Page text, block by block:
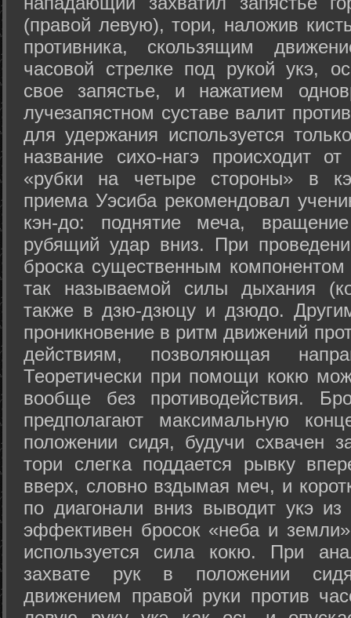
(правой левую), тори, наложив
противника, скользящим
часовой стрелке под рукой укэ,
свое запястье, и нажатием
лучезапястном суставе валит
для удержания используется
название сихо-нагэ происходит
«рубки на четыре стороны» в
приема Уэсиба рекомендовал
кэн-до: поднятие меча,
рубящий удар вниз. При
броска существенным компонентом
так называемой силы дыхания
также в дзю-дзюцу и дзюдо.
проникновение в ритм движений
действиям, позволяющая
Теоретически при помощи кокю
вообще без противодействия.
предполагают максимальную
положении сидя, будучи схвачен
тори слегка поддается рывку
вверх, словно вздымая меч, и
по диагонали вниз выводит укэ
эффективен бросок «неба и
используется сила кокю. При
захвате рук в положении
движением правой руки против